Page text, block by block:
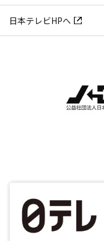
日本テレビHPへ